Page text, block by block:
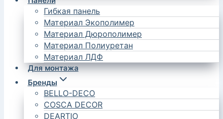
Гибкая панель
Материал Экополимер
Материал Дюрополимер
Материал Полиуретан
Материал ЛДФ
Для монтажа
Бренды
BELLO-DECO
COSCA DECOR
DEARTIO